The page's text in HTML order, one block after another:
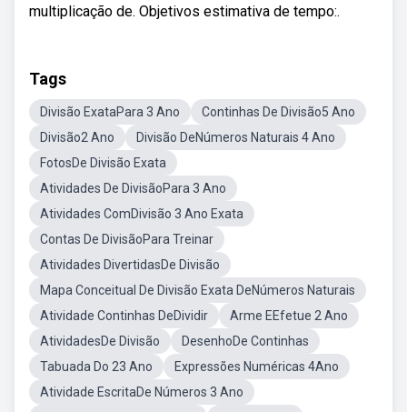
multiplicação de. Objetivos estimativa de tempo:.
Tags
Divisão ExataPara 3 Ano
Continhas De Divisão5 Ano
Divisão2 Ano
Divisão DeNúmeros Naturais 4 Ano
FotosDe Divisão Exata
Atividades De DivisãoPara 3 Ano
Atividades ComDivisão 3 Ano Exata
Contas De DivisãoPara Treinar
Atividades DivertidasDe Divisão
Mapa Conceitual De Divisão Exata DeNúmeros Naturais
Atividade Continhas DeDividir
Arme EEfetue 2 Ano
AtividadesDe Divisão
DesenhoDe Continhas
Tabuada Do 23 Ano
Expressões Numéricas 4Ano
Atividade EscritaDe Números 3 Ano